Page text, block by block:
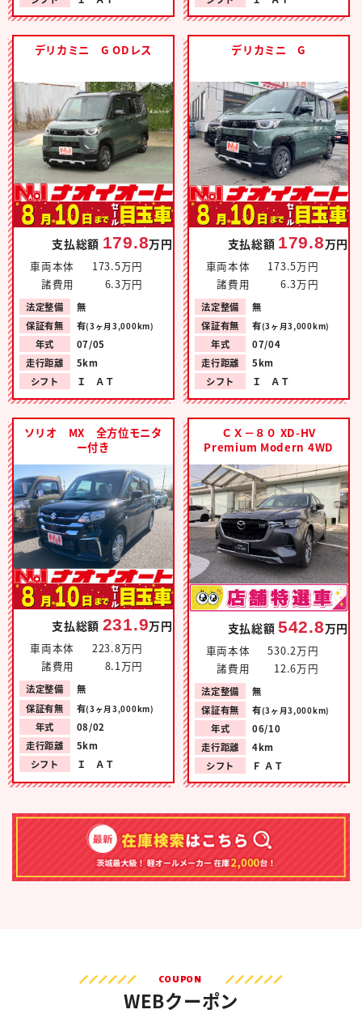
デリカミニ G ODレス
支払総額 179.8万円
車両本体
173.5万円
諸費用
6.3万円
法定整備
無
保証有無
有(3ヶ月3,000km)
年式
07/05
走行距離
5km
シフト
Ｉ ＡＴ
デリカミニ G
支払総額 179.8万円
車両本体
173.5万円
諸費用
6.3万円
法定整備
無
保証有無
有(3ヶ月3,000km)
年式
07/04
走行距離
5km
シフト
Ｉ ＡＴ
ソリオ MX 全方位モニタ
ー付き
支払総額 231.9万円
車両本体
223.8万円
諸費用
8.1万円
法定整備
無
保証有無
有(3ヶ月3,000km)
年式
08/02
走行距離
5km
シフト
Ｉ ＡＴ
ＣＸ－８０ XD-HV
Premium Modern 4WD
支払総額542.8万円
車両本体
530.2万円
諸費用
12.6万円
法定整備
無
保証有無
有(3ヶ月3,000km)
年式
06/10
走行距離
4km
シフト
Ｆ ＡＴ
COUPON
WEBクーポン